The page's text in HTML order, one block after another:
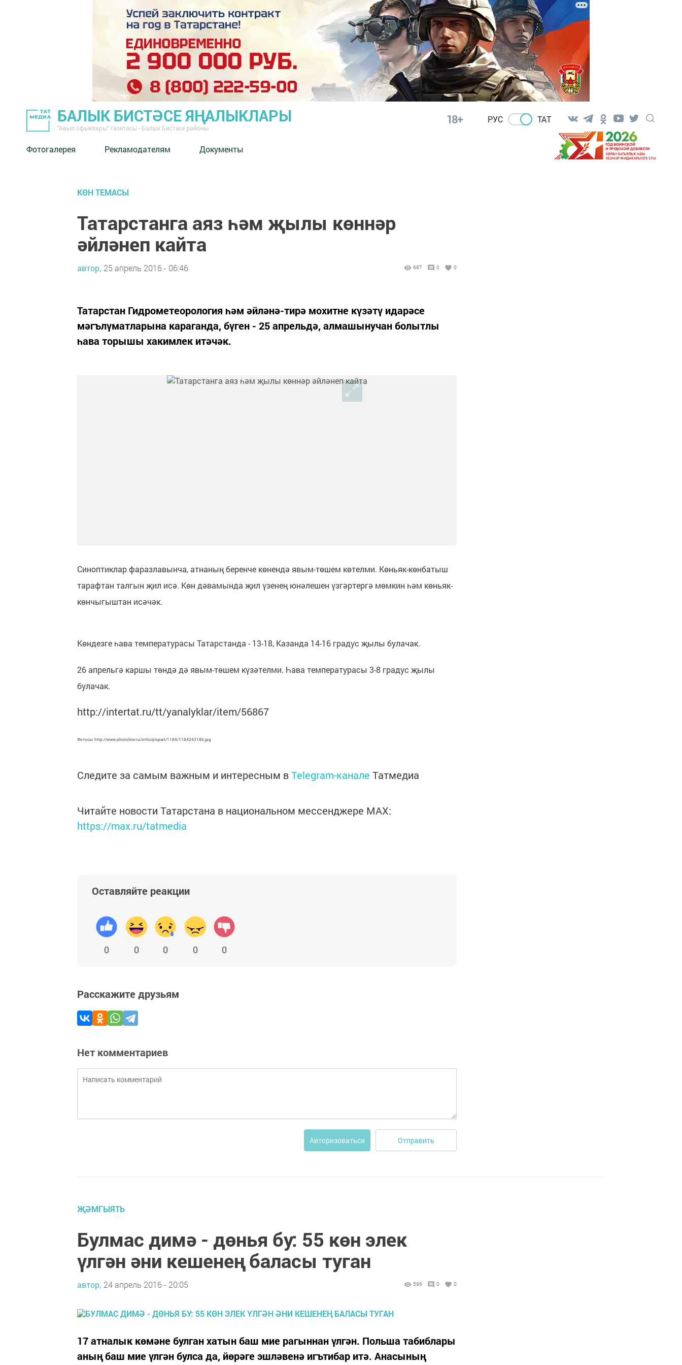
БАЛЫК БИСТӘСЕ ЯҢАЛЫКЛАРЫ
"Авыл офыклары" газетасы - Балык Бистәсе районы
18+ РУС ТАТ
Фотогалерея Рекламодателям Документы
КӨН ТЕМАСЫ
Татарстанга аяз һәм җылы көннәр
әйләнеп кайта
автор, 25 апрель 2016 - 06:46 687 0 0
Татарстан Гидрометеорология һәм әйләнә-тирә мохитне күзәтү идарәсе
мәгълүматларына караганда, бүген - 25 апрельдә, алмашынучан болытлы
һава торышы хакимлек итәчәк.
Синоптиклар фаразлавынча, атнаның беренче көнендә явым-төшем көтелми. Көньяк-көнбатыш
тарафтан талгын җил исә. Көн дәвамында җил үзенең юнәлешен үзгәртергә мөмкин һәм көньяк-
көнчыгыштан исәчәк.
Көндезге һава температурасы Татарстанда - 13-18, Казанда 14-16 градус җылы булачак.
26 апрельгә каршы төндә дә явым-төшем күзәтелми. Һава температурасы 3-8 градус җылы
булачак.
http://intertat.ru/tt/yanalyklar/item/56867
Фотосы: http://www.photoline.ru/critic/picpart/1184/1184243186.jpg
Следите за самым важным и интересным вTelegram-канале Татмедиа
Читайте новости Татарстана в национальном мессенджере MАХ:
https://max.ru/tatmedia
Оставляйте реакции
0 0 0 0 0
Расскажите друзьям
Нет комментариев
Авторизоваться Отправить
ҖӘМГЫЯТЬ
Булмас димә - дөнья бу: 55 көн элек
үлгән әни кешенең баласы туган
автор, 24 апрель 2016 - 20:05 596 0 0
17 атналык көмәне булган хатын баш мие рагыннан үлгән. Польша табиблары
аның баш мие үлгән булса да, йөрәге эшләвенә игътибар итә. Анасының